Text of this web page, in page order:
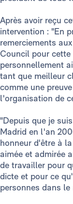
Après avoir reçu
intervention : "En
remerciements
Council pour cette
personnellement
tant que meilleur
comme une
l'organisation de
"Depuis que je
Madrid en l'an
honneur d'être à
aimée et admirée
de travailler pour
dicte et pour ce
personnes dans le